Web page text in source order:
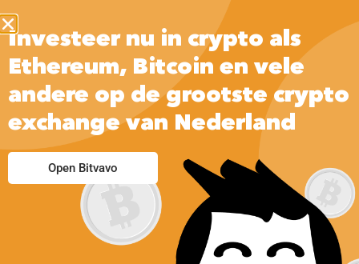
PERSONAL BRANDING TIPS
Investeer nu in crypto als
Ethereum, Bitcoin en vele
andere op de grootste crypto
exchange van Nederland
Open Bitvavo